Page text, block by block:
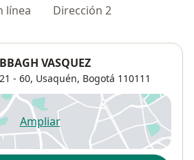
línea Dirección 2
VASQUEZ
- 60, Usaquén, Bogotá 110111
Ampliarse abre en una nueva